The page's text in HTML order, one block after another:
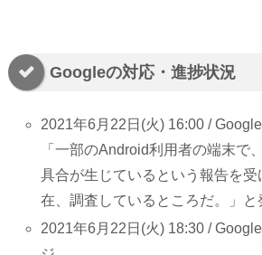
Googleの対応・進捗状況
2021年6月22日(火) 16:00 / Google
「一部のAndroid利用者の端末で
具合が生じているという報告を受
在、調査しているところだ。」と
2021年6月22日(火) 18:30 /